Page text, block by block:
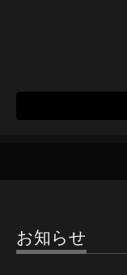
お知らせ